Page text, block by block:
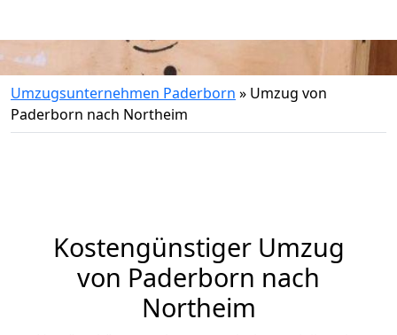
Umzugsunternehmen Paderborn » Umzug von
Paderborn nach Northeim
Kostengünstiger Umzug
von Paderborn nach
Northeim